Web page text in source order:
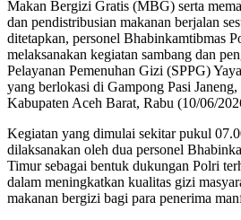
Makan Bergizi Gratis (MBG) serta
dan pendistribusian makanan berjalan
ditetapkan, personel Bhabinkamtibmas
melaksanakan kegiatan sambang dan
Pelayanan Pemenuhan Gizi (SPPG)
yang berlokasi di Gampong Pasi
Kabupaten Aceh Barat, Rabu (10/06/
Kegiatan yang dimulai sekitar pukul
dilaksanakan oleh dua personel
Timur sebagai bentuk dukungan Polri
dalam meningkatkan kualitas gizi
makanan bergizi bagi para penerima